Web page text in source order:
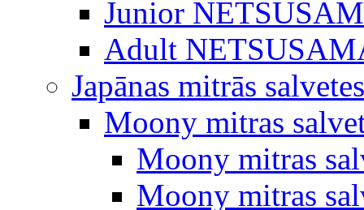
Junior
Adult
Japānas mitrās salvetes
Moony mitras
Moony mitras
Moony mitras